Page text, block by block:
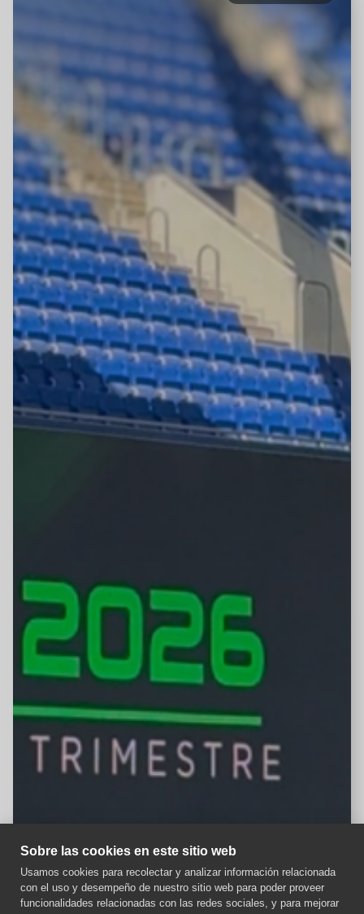
Sobre las cookies en este sitio web
Usamos cookies para recolectar y analizar información relacionada
con el uso y desempeño de nuestro sitio web para poder proveer
funcionalidades relacionadas con las redes sociales, y para mejorar
Aviso importante